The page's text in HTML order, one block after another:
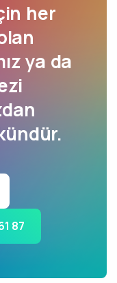
her
ya da
87